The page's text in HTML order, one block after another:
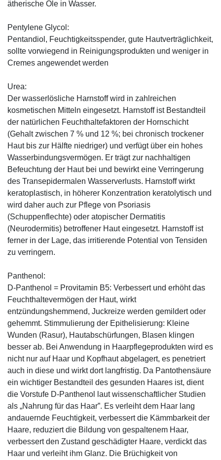
ätherische Öle in Wasser.
Pentylene Glycol:
Pentandiol, Feuchtigkeitsspender, gute Hautverträglichkeit,
sollte vorwiegend in Reinigungsprodukten und weniger in
Cremes angewendet werden
Urea:
Der wasserlösliche Harnstoff wird in zahlreichen
kosmetischen Mitteln eingesetzt. Harnstoff ist Bestandteil
der natürlichen Feuchthaltefaktoren der Hornschicht
(Gehalt zwischen 7 % und 12 %; bei chronisch trockener
Haut bis zur Hälfte niedriger) und verfügt über ein hohes
Wasserbindungsvermögen. Er trägt zur nachhaltigen
Befeuchtung der Haut bei und bewirkt eine Verringerung
des Transepidermalen Wasserverlusts. Harnstoff wirkt
keratoplastisch, in höherer Konzentration keratolytisch und
wird daher auch zur Pflege von Psoriasis
(Schuppenflechte) oder atopischer Dermatitis
(Neurodermitis) betroffener Haut eingesetzt. Harnstoff ist
ferner in der Lage, das irritierende Potential von Tensiden
zu verringern.
Panthenol:
D-Panthenol = Provitamin B5: Verbessert und erhöht das
Feuchthaltevermögen der Haut, wirkt
entzündungshemmend, Juckreize werden gemildert oder
gehemmt. Stimmulierung der Epithelisierung: Kleine
Wunden (Rasur), Hautabschürfungen, Blasen klingen
besser ab. Bei Anwendung in Haarpflegeprodukten wird es
nicht nur auf Haar und Kopfhaut abgelagert, es penetriert
auch in diese und wirkt dort langfristig. Da Pantothensäure
ein wichtiger Bestandteil des gesunden Haares ist, dient
die Vorstufe D-Panthenol laut wissenschaftlicher Studien
als „Nahrung für das Haar”. Es verleiht dem Haar lang
andauernde Feuchtigkeit, verbessert die Kämmbarkeit der
Haare, reduziert die Bildung von gespaltenem Haar,
verbessert den Zustand geschädigter Haare, verdickt das
Haar und verleiht ihm Glanz. Die Brüchigkeit von